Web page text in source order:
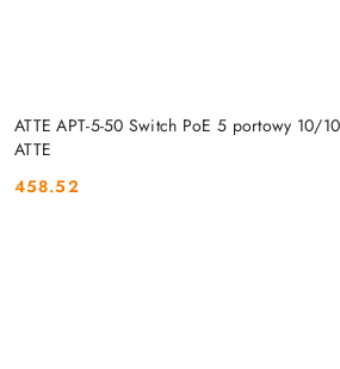
ATTE APT-5-50 Switch PoE 5 portowy 10/
ATTE
Cena:
458.52